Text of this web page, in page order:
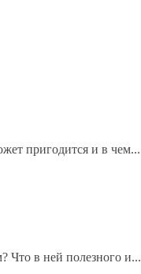
пригодится и в чем...
Что в ней полезного и...